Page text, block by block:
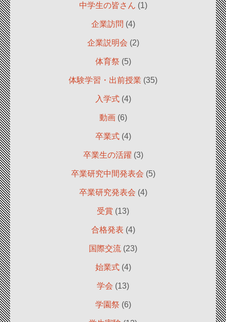
中学生の皆さん (1)
企業訪問 (4)
企業説明会 (2)
体育祭 (5)
体験学習・出前授業 (35)
入学式(4)
動画(6)
卒業式(4)
卒業生の活躍 (3)
卒業研究中間発表会 (5)
卒業研究発表会 (4)
受賞 (13)
合格発表 (4)
国際交流 (23)
始業式(4)
学会 (13)
学園祭 (6)